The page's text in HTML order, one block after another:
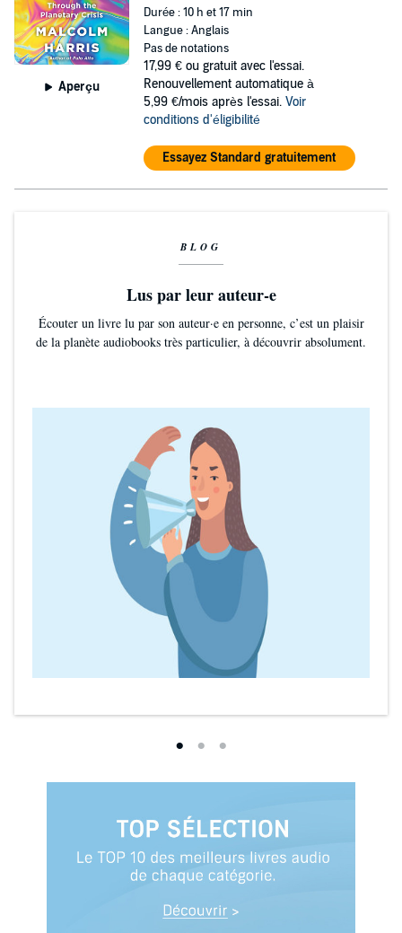
Aperçu
Durée : 10 h et 17 min
Langue : Anglais
Pas de notations
17,99 € ou gratuit avec l'essai.
Renouvellement automatique à
5,99 €/mois après l'essai. Voir
conditions d'éligibilité
Essayez Standard gratuitement
BLOG
Lus par leur auteur-e
Écouter un livre lu par son auteur·e en personne, c’est un plaisir
de la planète audiobooks très particulier, à découvrir absolument.